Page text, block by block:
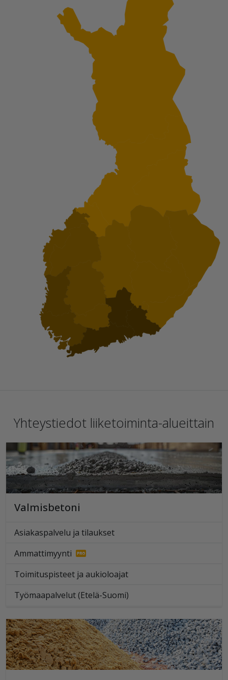
Yhteystiedot liiketoiminta-alueittain
Valmisbetoni
Asiakaspalvelu ja tilaukset
Ammattimyynti
Toimituspisteet ja aukioloajat
Työmaapalvelut (Etelä-Suomi)